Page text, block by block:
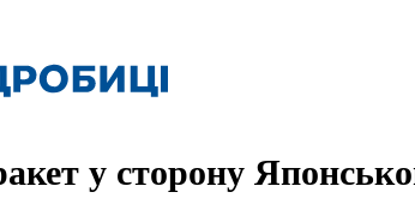
у сторону